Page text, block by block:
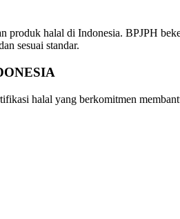
produk halal di Indonesia. BPJPH
sesuai standar.
halal yang berkomitmen